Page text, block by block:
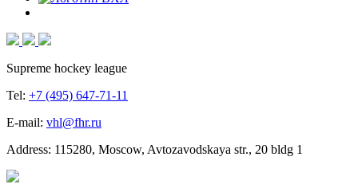
Supreme hockey league
Tel: +7 (495) 647-71-11
E-mail: vhl@fhr.ru
Address: 115280, Moscow, Avtozavodskaya str., 20 bldg 1